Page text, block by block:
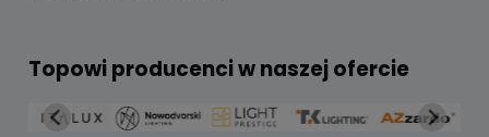
Topowi producenci w naszej ofercie